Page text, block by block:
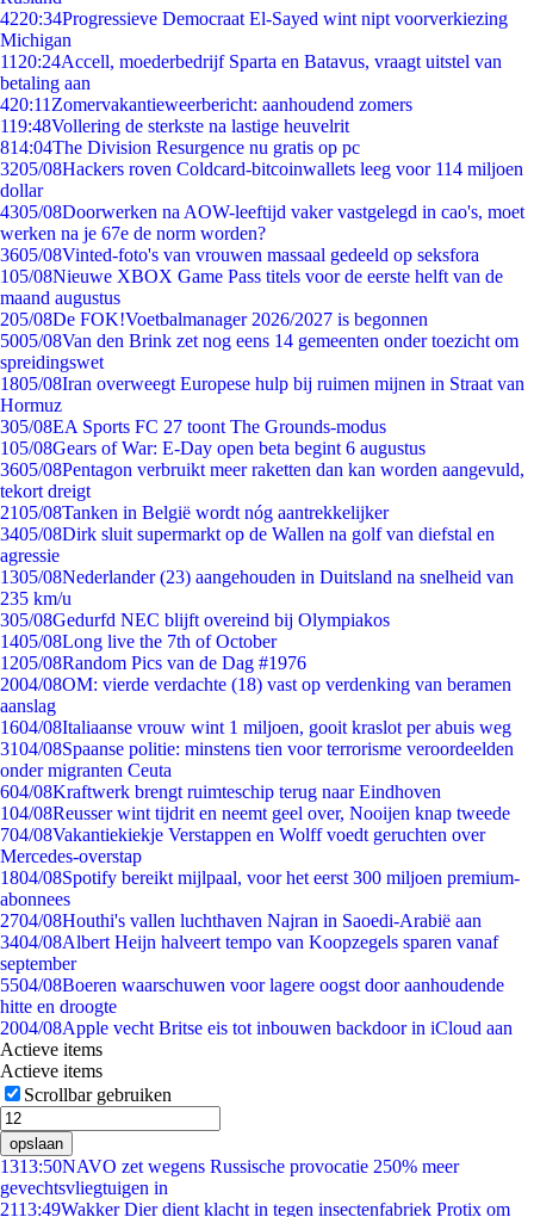
4220:34Progressieve Democraat El-Sayed wint nipt voorverkiezing
Michigan
11 20:24Accell, moederbedrijf Sparta en Batavus, vraagt uitstel van
betaling aan
420:11 Zomervakantieweerbericht: aanhoudend zomers
119:48Vollering de sterkste na lastige heuvelrit
814:04The Division Resurgence nu gratis op pc
3205/08Hackers roven Coldcard-bitcoinwallets leeg voor 114 miljoen
dollar
4305/08Doorwerken na AOW-leeftijd vaker vastgelegd in cao's, moet
werken na je 67e de norm worden?
3605/08Vinted-foto's van vrouwen massaal gedeeld op seksfora
105/08Nieuwe XBOX Game Pass titels voor de eerste helft van de
maand augustus
205/08De FOK!Voetbalmanager 2026/2027 is begonnen
5005/08Van den Brink zet nog eens 14 gemeenten onder toezicht om
spreidingswet
1805/08Iran overweegt Europese hulp bij ruimen mijnen in Straat van
Hormuz
305/08EA Sports FC 27 toont The Grounds-modus
105/08Gears of War: E-Day open beta begint 6 augustus
3605/08Pentagon verbruikt meer raketten dan kan worden aangevuld,
tekort dreigt
2105/08Tanken in België wordt nóg aantrekkelijker
3405/08Dirk sluit supermarkt op de Wallen na golf van diefstal en
agressie
1305/08Nederlander (23) aangehouden in Duitsland na snelheid van
235 km/u
305/08Gedurfd NEC blijft overeind bij Olympiakos
1405/08Long live the 7th of October
1205/08Random Pics van de Dag #1976
2004/08OM: vierde verdachte (18) vast op verdenking van beramen
aanslag
1604/08Italiaanse vrouw wint 1 miljoen, gooit kraslot per abuis weg
3104/08Spaanse politie: minstens tien voor terrorisme veroordeelden
onder migranten Ceuta
604/08Kraftwerk brengt ruimteschip terug naar Eindhoven
104/08Reusser wint tijdrit en neemt geel over, Nooijen knap tweede
704/08Vakantiekiekje Verstappen en Wolff voedt geruchten over
Mercedes-overstap
1804/08Spotify bereikt mijlpaal, voor het eerst 300 miljoen premium-
abonnees
2704/08Houthi's vallen luchthaven Najran in Saoedi-Arabië aan
3404/08Albert Heijn halveert tempo van Koopzegels sparen vanaf
september
5504/08Boeren waarschuwen voor lagere oogst door aanhoudende
hitte en droogte
2004/08Apple vecht Britse eis tot inbouwen backdoor in iCloud aan
Actieve items
Actieve items
Scrollbar gebruiken
opslaan
1313:50NAVO zet wegens Russische provocatie 250% meer
gevechtsvliegtuigen in
2113:49Wakker Dier dient klacht in tegen insectenfabriek Protix om